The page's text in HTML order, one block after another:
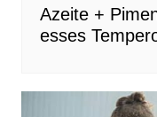
Azeite +
esses